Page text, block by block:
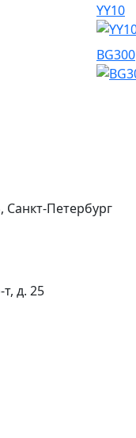
YY10
BG300
Санкт-Петербург
д. 25